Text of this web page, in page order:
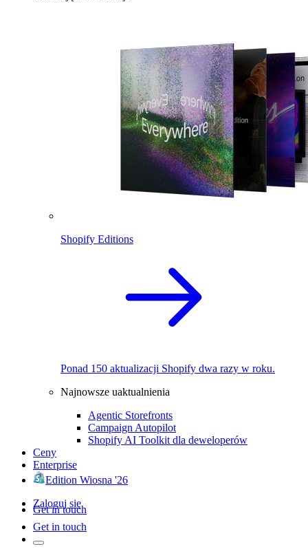
Shopify Editions
Ponad 150 aktualizacji Shopify dwa razy w roku.
Najnowsze uaktualnienia
Agentic Storefronts
Campaign Autopilot
Shopify AI Toolkit dla deweloperów
Ceny
Enterprise
Edition Wiosna '26
Zaloguj się
Get in touch
Get in touch